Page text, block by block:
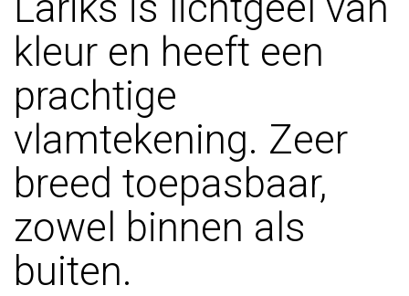
kleur en heeft een
prachtige
vlamtekening. Zeer
breed toepasbaar,
zowel binnen als
buiten.